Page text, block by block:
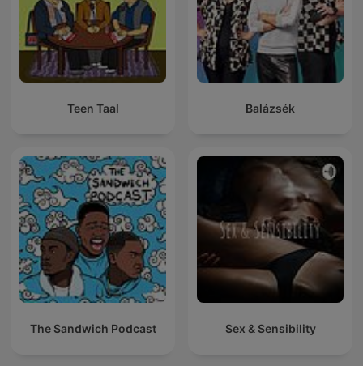
Teen Taal Balázsék
The Sandwich Podcast Sex & Sensibility